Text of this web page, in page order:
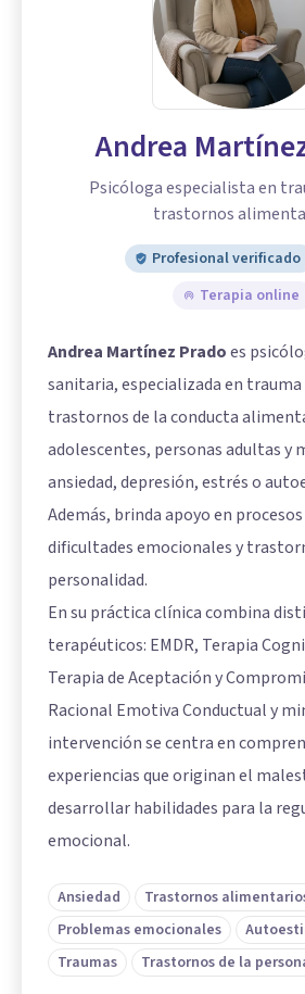
Andrea
Psicóloga especialista en
trastornos
Profesional verificado
Terapia online
Andrea Martínez Pradoes
sanitaria, especializada en
trastornos de la conducta
adolescentes, personas adultas y
ansiedad, depresión, estrés o
Además, brinda apoyo en
dificultades emocionales y
personalidad.
En su práctica clínica combina
terapéuticos: EMDR, Terapia
Terapia de Aceptación y
Racional Emotiva Conductual y
intervención se centra en
experiencias que originan el
desarrollar habilidades para la
emocional.
Ansiedad
Trastornos
Problemas emocionales
Traumas
Trastornos de la